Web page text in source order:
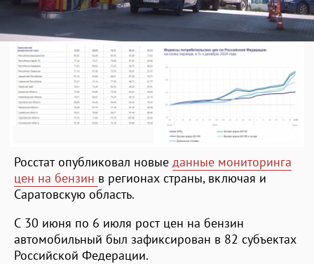
Росстат опубликовал новые данные мониторинга
цен на бензин в регионах страны, включая и
Саратовскую область.
С 30 июня по 6 июля рост цен на бензин
автомобильный был зафиксирован в 82 субъектах
Российской Федерации.